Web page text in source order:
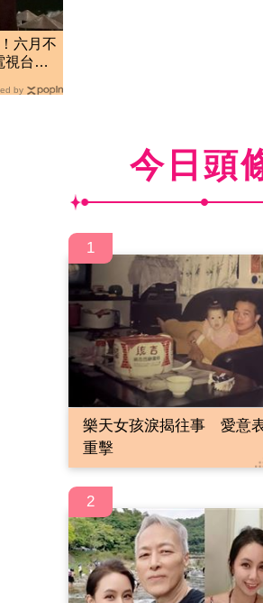
六月不
視台」
by
今日頭
1
樂天女孩淚揭往事 愛意
重擊
2